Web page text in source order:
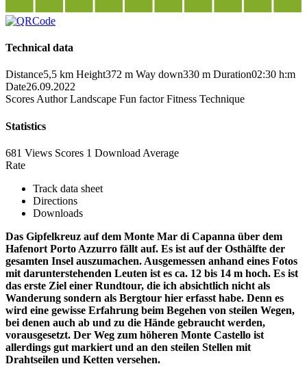
Technical data
Distance5,5 km Height372 m Way down330 m Duration02:30 h:m
Date26.09.2022
Scores Author Landscape Fun factor Fitness Technique
Statistics
681 Views Scores 1 Download Average
Rate
Track data sheet
Directions
Downloads
Das Gipfelkreuz auf dem Monte Mar di Capanna über dem
Hafenort Porto Azzurro fällt auf. Es ist auf der Osthälfte der
gesamten Insel auszumachen. Ausgemessen anhand eines Fotos
mit darunterstehenden Leuten ist es ca. 12 bis 14 m hoch. Es ist
das erste Ziel einer Rundtour, die ich absichtlich nicht als
Wanderung sondern als Bergtour hier erfasst habe. Denn es
wird eine gewisse Erfahrung beim Begehen von steilen Wegen,
bei denen auch ab und zu die Hände gebraucht werden,
vorausgesetzt. Der Weg zum höheren Monte Castello ist
allerdings gut markiert und an den steilen Stellen mit
Drahtseilen und Ketten versehen.